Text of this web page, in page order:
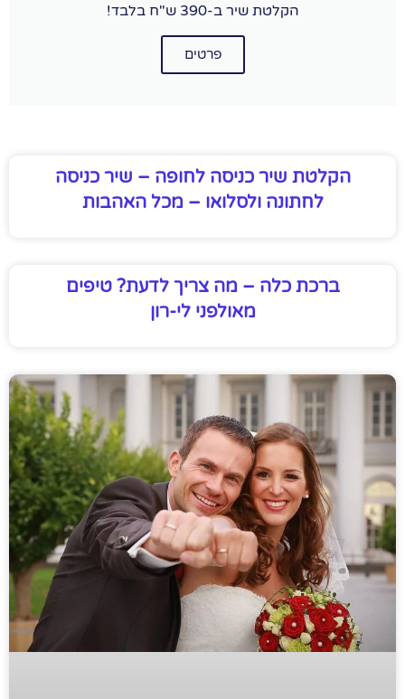
הקלטת שיר ב-390 ש"ח בלבד!
פרטים
הקלטת שיר כניסה לחופה – שיר כניסה
לחתונה ולסלואו – מכל האהבות
ברכת כלה – מה צריך לדעת? טיפים
מאולפני לי-רון